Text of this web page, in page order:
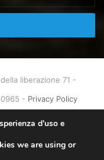
liberazione 71 -
- Privacy Policy
Instagram
d'uso e
we are using or